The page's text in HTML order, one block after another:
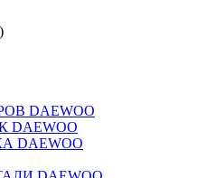
DAEWOO
DAEWOO